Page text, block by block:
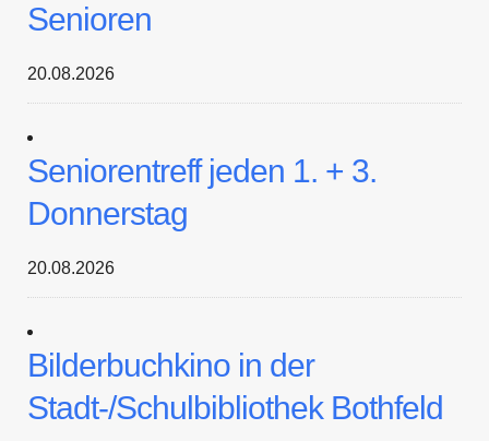
Senioren
20.08.2026
Seniorentreff jeden 1. + 3.
Donnerstag
20.08.2026
Bilderbuchkino in der
Stadt-/Schulbibliothek Bothfeld